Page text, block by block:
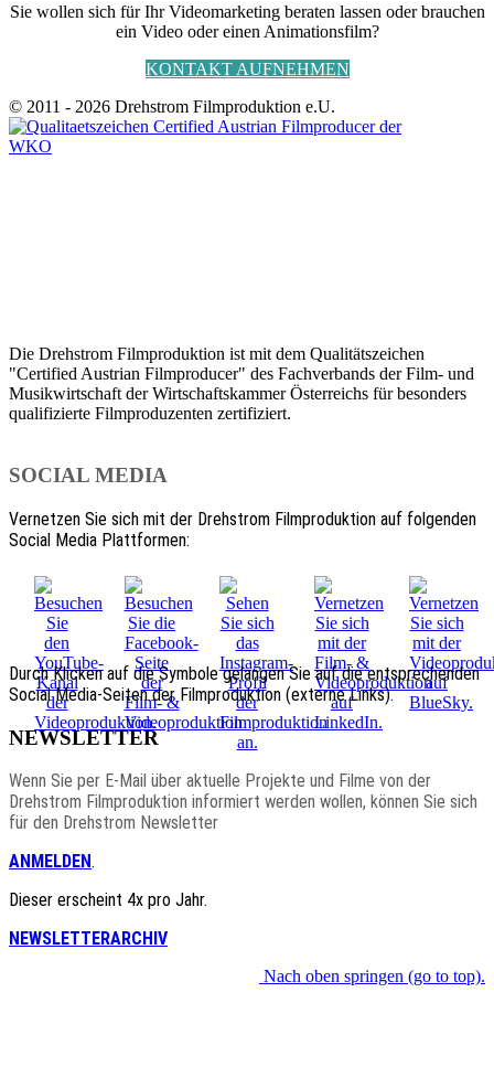
Sie wollen sich für Ihr Videomarketing beraten lassen oder brauchen
ein Video oder einen Animationsfilm?
KONTAKT AUFNEHMEN
© 2011 - 2026 Drehstrom Filmproduktion e.U.
Die Drehstrom Filmproduktion ist mit dem Qualitätszeichen
"Certified Austrian Filmproducer" des Fachverbands der Film- und
Musikwirtschaft der Wirtschaftskammer Österreichs für besonders
qualifizierte Filmproduzenten zertifiziert.
SOCIAL MEDIA
Vernetzen Sie sich mit der Drehstrom Filmproduktion auf folgenden
Social Media Plattformen:
Durch Klicken auf die Symbole gelangen Sie auf die entsprechenden
Social Media-Seiten der Filmproduktion (externe Links).
NEWSLETTER
Wenn Sie per E-Mail über aktuelle Projekte und Filme von der
Drehstrom Filmproduktion informiert werden wollen, können Sie sich
für den Drehstrom Newsletter
ANMELDEN.
Dieser erscheint 4x pro Jahr.
NEWSLETTERARCHIV
Nach oben springen (go to top).